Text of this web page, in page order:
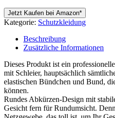
Jetzt Kaufen bei Amazon*
Kategorie: Schutzkleidung
Beschreibung
Zusätzliche Informationen
Dieses Produkt ist ein
mit Schleier, hauptsächlich
elastischen Bündchen und Bund,
können.
Rundes Abkürzen-Design mit
Gesicht fern für Rundumsicht.